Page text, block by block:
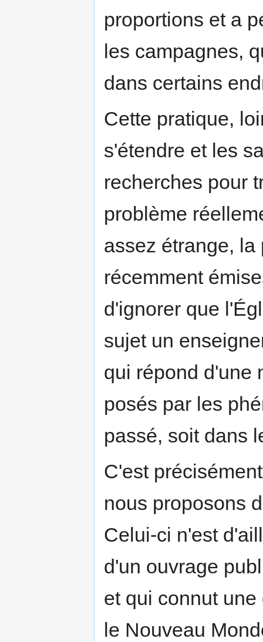
proportions et a
les campagnes,
dans certains
Cette pratique,
s'étendre et les
recherches pour
problème
assez étrange,
récemment
d'ignorer que
sujet un
qui répond d'une
posés par les
passé, soit dans
C'est
nous proposons
Celui-ci n'est
d'un ouvrage
et qui connut
le Nouveau